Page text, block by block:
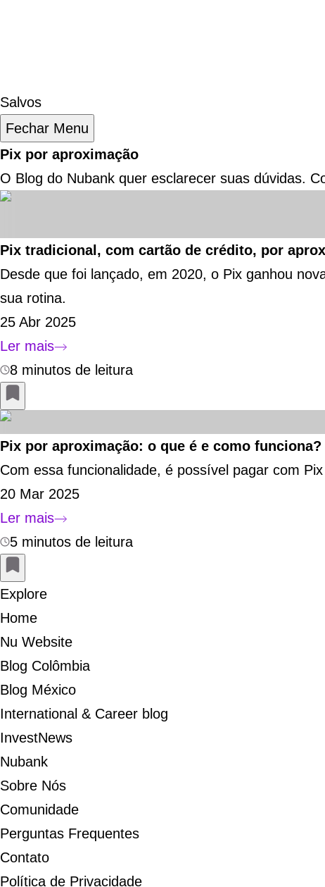
Salvos
Fechar Menu
Pix por aproximação
O Blog do Nubank quer esclarecer suas dúvidas.
Pix tradicional, com cartão de crédito, por
Desde que foi lançado, em 2020, o Pix ganhou
sua rotina.
25 Abr 2025
Ler mais
8 minutos de leitura
Pix por aproximação: o que é e como funciona?
Com essa funcionalidade, é possível pagar com
20 Mar 2025
Ler mais
5 minutos de leitura
Explore
Home
Nu Website
Blog Colômbia
Blog México
International & Career blog
InvestNews
Nubank
Sobre Nós
Comunidade
Perguntas Frequentes
Contato
Política de Privacidade